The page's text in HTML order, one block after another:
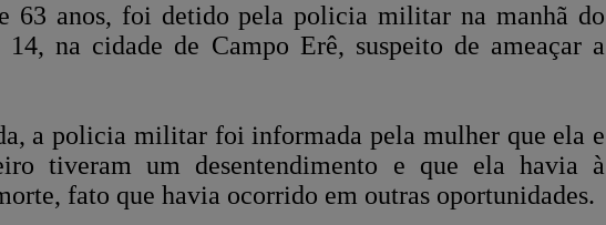
63 anos, foi detido pela policia militar na manhã do
14, na cidade de Campo Erê, suspeito de ameaçar a
a policia militar foi informada pela mulher que ela e
tiveram um desentendimento e que ela havia à
fato que havia ocorrido em outras oportunidades.